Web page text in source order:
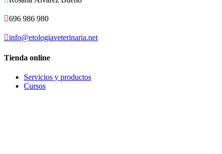
696 986 980
info@etologiaveterinaria.net
Tienda online
Servicios y productos
Cursos